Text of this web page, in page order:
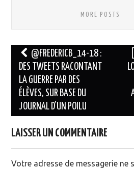
MORE POSTS
Navigation des articles
@FREDERICB_14-18 :
DES TWEETS RACONTANT
LA GUERRE PAR DES
ÉLÈVES, SUR BASE DU
JOURNAL D’UN POILU
LAISSER UN COMMENTAIRE
Votre adresse de messagerie ne